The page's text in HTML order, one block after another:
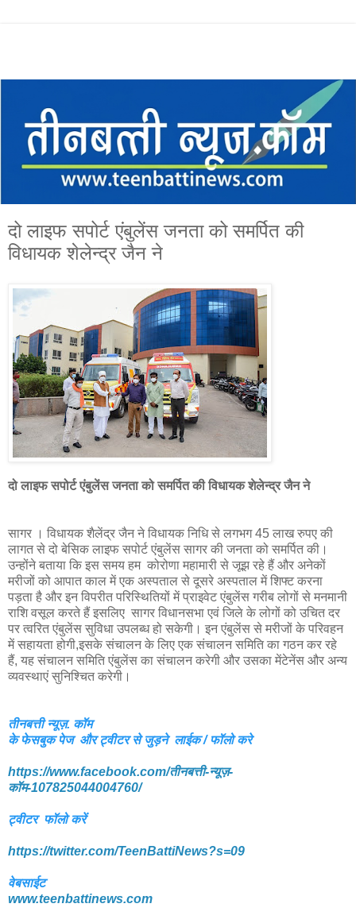
दो लाइफ सपोर्ट एंबुलेंस जनता को समर्पित की
विधायक शेलेन्द्र जैन ने
दो लाइफ सपोर्ट एंबुलेंस जनता को समर्पित की विधायक शेलेन्द्र जैन ने
सागर । विधायक शैलेंद्र जैन ने विधायक निधि से लगभग 45 लाख रुपए की
लागत से दो बेसिक लाइफ सपोर्ट एंबुलेंस सागर की जनता को समर्पित की।
उन्होंने बताया कि इस समय हम कोरोणा महामारी से जूझ रहे हैं और अनेकों
मरीजों को आपात काल में एक अस्पताल से दूसरे अस्पताल में शिफ्ट करना
पड़ता है और इन विपरीत परिस्थितियों में प्राइवेट एंबुलेंस गरीब लोगों से मनमानी
राशि वसूल करते हैं इसलिए सागर विधानसभा एवं जिले के लोगों को उचित दर
पर त्वरित एंबुलेंस सुविधा उपलब्ध हो सकेगी। इन एंबुलेंस से मरीजों के परिवहन
में सहायता होगी,इसके संचालन के लिए एक संचालन समिति का गठन कर रहे
हैं, यह संचालन समिति एंबुलेंस का संचालन करेगी और उसका मेंटेनेंस और अन्य
व्यवस्थाएं सुनिश्चित करेगी।
तीनबत्ती न्यूज़. कॉम
के फेसबुक पेज और ट्वीटर से जुड़ने लाईक / फॉलो करे
https://www.facebook.com/तीनबत्ती-न्यूज़-
कॉम-107825044004760/
ट्वीटर फॉलो करें
https://twitter.com/TeenBattiNews?s=09
वेबसाईट
www.teenbattinews.com